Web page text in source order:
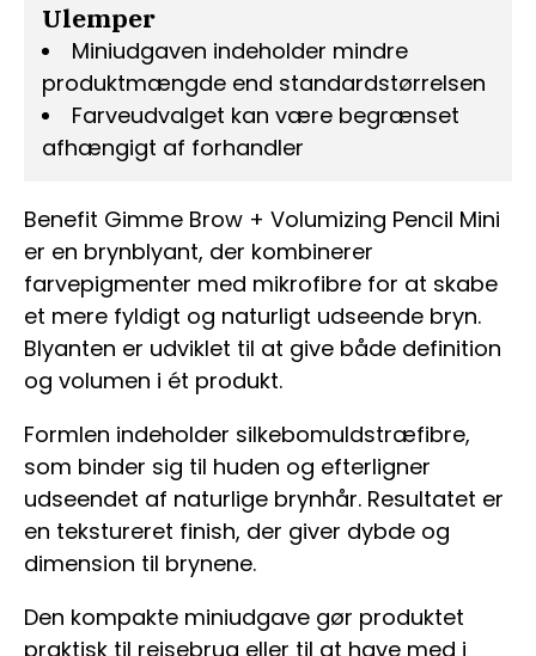
Benefit Gimme Brow + Volumizing Pencil Mini
er en brynblyant, der kombinerer
farvepigmenter med mikrofibre for at skabe
et mere fyldigt og naturligt udseende bryn.
Blyanten er udviklet til at give både definition
og volumen i ét produkt.
Formlen indeholder silkebomuldstræfibre,
som binder sig til huden og efterligner
udseendet af naturlige brynhår. Resultatet er
en tekstureret finish, der giver dybde og
dimension til brynene.
Den kompakte miniudgave gør produktet
praktisk til rejsebrug eller til at have med i
Ulemper
Miniudgaven indeholder mindre
produktmængde end standardstørrelsen
Farveudvalget kan være begrænset
afhængigt af forhandler